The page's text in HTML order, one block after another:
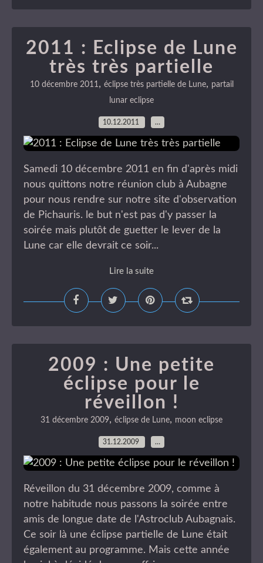
2011 : Eclipse de Lune
très très partielle
10 décembre 2011, éclipse très partielle de Lune, partail
lunar eclipse
10.12.2011 …
Samedi 10 décembre 2011 en fin d'après midi
nous quittons notre réunion club à Aubagne
pour nous rendre sur notre site d'observation
de Pichauris. le but n'est pas d'y passer la
soirée mais plutôt de guetter le lever de la
Lune car elle devrait ce soir...
Lire la suite
2009 : Une petite
éclipse pour le
réveillon !
31 décembre 2009, éclipse de Lune, moon eclipse
31.12.2009 …
Réveillon du 31 décembre 2009, comme à
notre habitude nous passons la soirée entre
amis de longue date de l'Astroclub Aubagnais.
Ce soir là une éclipse partielle de Lune était
également au programme. Mais cette année